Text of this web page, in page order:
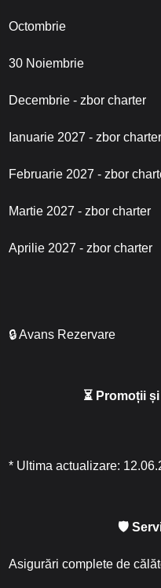
Octombrie
30 Noiembrie
Decembrie - zbor charter
Ianuarie 2027 - zbor charter
Februarie 2027 - zbor
Martie 2027 - zbor charter
Aprilie 2027 - zbor charter
🔒 Avans Rezervare
⏳ Promoții
* Ultima actualizare:
🛡
Asigurări complete de